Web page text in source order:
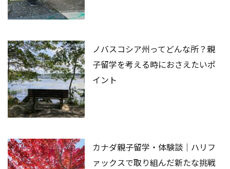
ノバスコシア州ってどんな所？親
子留学を考える時におさえたいポ
イント
カナダ親子留学・体験談｜ハリフ
ァックスで取り組んだ新たな挑戦